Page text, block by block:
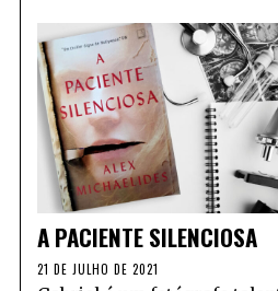
A PACIENTE SILENCIOSA
21 DE JULHO DE 2021